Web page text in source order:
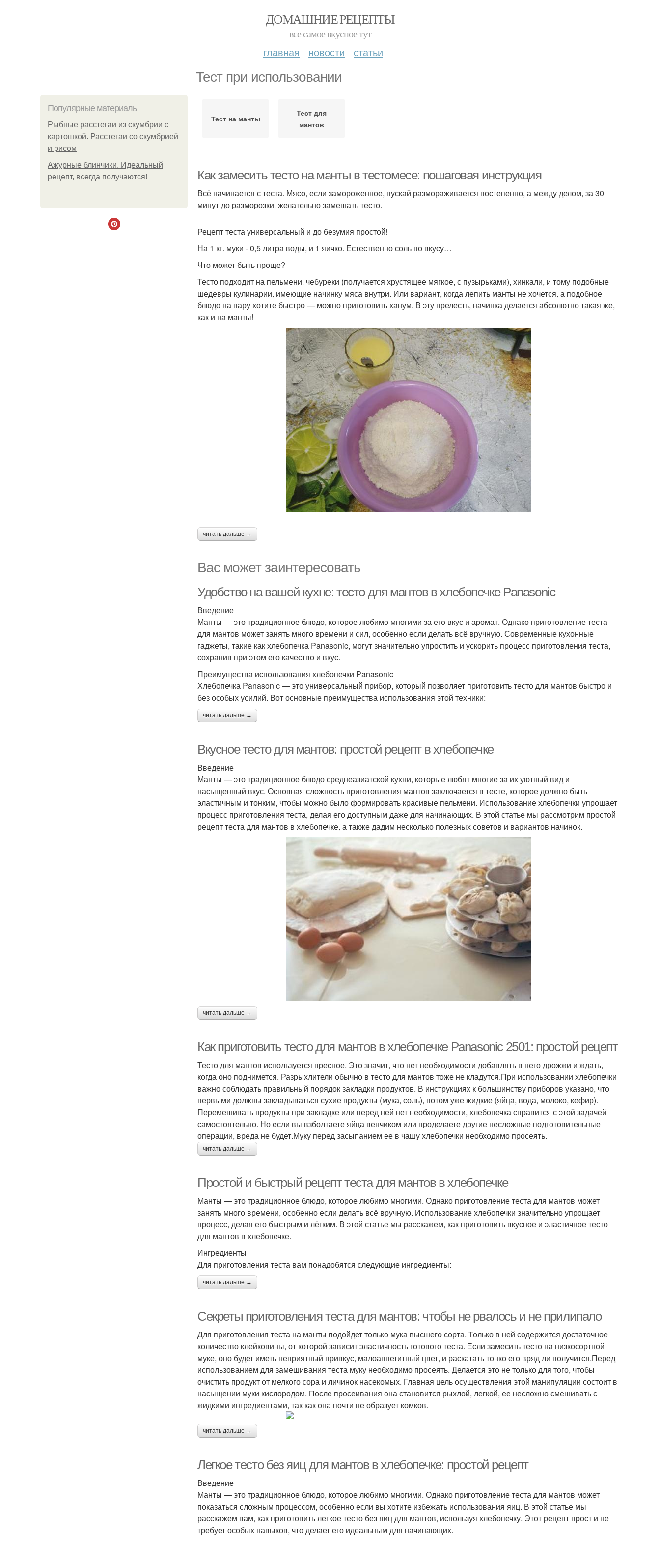
ДОМАШНИЕ РЕЦЕПТЫ
все самое вкусное тут
главная новости статьи
Тест при использовании
Популярные материалы
Рыбные расстегаи из скумбрии с
картошкой. Расстегаи со скумбрией
и рисом
Ажурные блинчики. Идеальный
рецепт, всегда получаются!
Тест на манты
Тест для
мантов
Как замесить тесто на манты в тестомесе: пошаговая инструкция
Всё начинается с теста. Мясо, если замороженное, пускай размораживается постепенно, а между делом, за 30
минут до разморозки, желательно замешать тесто.
Рецепт теста универсальный и до безумия простой!
На 1 кг. муки - 0,5 литра воды, и 1 яичко. Естественно соль по вкусу…
Что может быть проще?
Тесто подходит на пельмени, чебуреки (получается хрустящее мягкое, с пузырьками), хинкали, и тому подобные
шедевры кулинарии, имеющие начинку мяса внутри. Или вариант, когда лепить манты не хочется, а подобное
блюдо на пару хотите быстро — можно приготовить ханум. В эту прелесть, начинка делается абсолютно такая же,
как и на манты!
читать дальше →
Вас может заинтересовать
Удобство на вашей кухне: тесто для мантов в хлебопечке Panasonic
Введение
Манты — это традиционное блюдо, которое любимо многими за его вкус и аромат. Однако приготовление теста
для мантов может занять много времени и сил, особенно если делать всё вручную. Современные кухонные
гаджеты, такие как хлебопечка Panasonic, могут значительно упростить и ускорить процесс приготовления теста,
сохранив при этом его качество и вкус.
Преимущества использования хлебопечки Panasonic
Хлебопечка Panasonic — это универсальный прибор, который позволяет приготовить тесто для мантов быстро и
без особых усилий. Вот основные преимущества использования этой техники:
читать дальше →
Вкусное тесто для мантов: простой рецепт в хлебопечке
Введение
Манты — это традиционное блюдо среднеазиатской кухни, которые любят многие за их уютный вид и
насыщенный вкус. Основная сложность приготовления мантов заключается в тесте, которое должно быть
эластичным и тонким, чтобы можно было формировать красивые пельмени. Использование хлебопечки упрощает
процесс приготовления теста, делая его доступным даже для начинающих. В этой статье мы рассмотрим простой
рецепт теста для мантов в хлебопечке, а также дадим несколько полезных советов и вариантов начинок.
читать дальше →
Как приготовить тесто для мантов в хлебопечке Panasonic 2501: простой рецепт
Тесто для мантов используется пресное. Это значит, что нет необходимости добавлять в него дрожжи и ждать,
когда оно поднимется. Разрыхлители обычно в тесто для мантов тоже не кладутся.При использовании хлебопечки
важно соблюдать правильный порядок закладки продуктов. В инструкциях к большинству приборов указано, что
первыми должны закладываться сухие продукты (мука, соль), потом уже жидкие (яйца, вода, молоко, кефир).
Перемешивать продукты при закладке или перед ней нет необходимости, хлебопечка справится с этой задачей
самостоятельно. Но если вы взболтаете яйца венчиком или проделаете другие несложные подготовительные
операции, вреда не будет.Муку перед засыпанием ее в чашу хлебопечки необходимо просеять.
читать дальше →
Простой и быстрый рецепт теста для мантов в хлебопечке
Манты — это традиционное блюдо, которое любимо многими. Однако приготовление теста для мантов может
занять много времени, особенно если делать всё вручную. Использование хлебопечки значительно упрощает
процесс, делая его быстрым и лёгким. В этой статье мы расскажем, как приготовить вкусное и эластичное тесто
для мантов в хлебопечке.
Ингредиенты
Для приготовления теста вам понадобятся следующие ингредиенты:
читать дальше →
Секреты приготовления теста для мантов: чтобы не рвалось и не прилипало
Для приготовления теста на манты подойдет только мука высшего сорта. Только в ней содержится достаточное
количество клейковины, от которой зависит эластичность готового теста. Если замесить тесто на низкосортной
муке, оно будет иметь неприятный привкус, малоаппетитный цвет, и раскатать тонко его вряд ли получится.Перед
использованием для замешивания теста муку необходимо просеять. Делается это не только для того, чтобы
очистить продукт от мелкого сора и личинок насекомых. Главная цель осуществления этой манипуляции состоит в
насыщении муки кислородом. После просеивания она становится рыхлой, легкой, ее несложно смешивать с
жидкими ингредиентами, так как она почти не образует комков.
читать дальше →
Легкое тесто без яиц для мантов в хлебопечке: простой рецепт
Введение
Манты — это традиционное блюдо, которое любимо многими. Однако приготовление теста для мантов может
показаться сложным процессом, особенно если вы хотите избежать использования яиц. В этой статье мы
расскажем вам, как приготовить легкое тесто без яиц для мантов, используя хлебопечку. Этот рецепт прост и не
требует особых навыков, что делает его идеальным для начинающих.